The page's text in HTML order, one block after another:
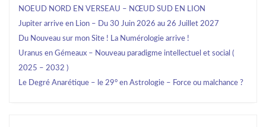
NOEUD NORD EN VERSEAU – NŒUD SUD EN LION
Jupiter arrive en Lion – Du 30 Juin 2026 au 26 Juillet 2027
Du Nouveau sur mon Site ! La Numérologie arrive !
Uranus en Gémeaux – Nouveau paradigme intellectuel et social (
2025 – 2032 )
Le Degré Anarétique – le 29° en Astrologie – Force ou malchance ?